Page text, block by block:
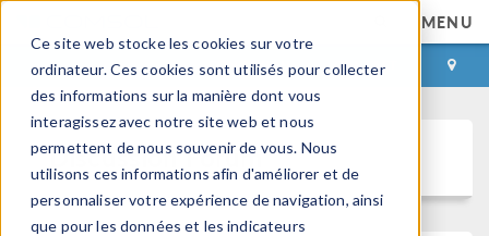
Ce site web stocke les cookies sur votre
ordinateur. Ces cookies sont utilisés pour collecter
des informations sur la manière dont vous
interagissez avec notre site web et nous
permettent de nous souvenir de vous. Nous
utilisons ces informations afin d'améliorer et de
personnaliser votre expérience de navigation, ainsi
que pour les données et les indicateurs
MENU
CONNEXION CONTACT
Discussion Forum